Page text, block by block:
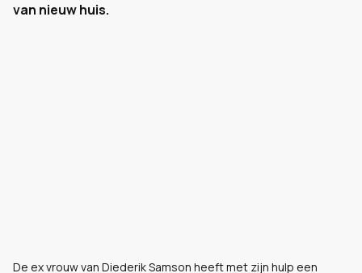
van nieuw huis.
De ex vrouw van Diederik Samson heeft met zijn hulp een